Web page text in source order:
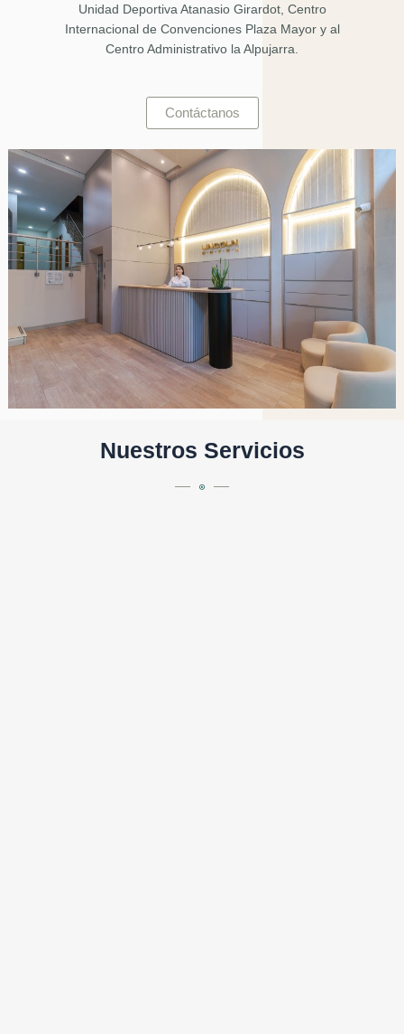
Unidad Deportiva Atanasio Girardot, Centro
Internacional de Convenciones Plaza Mayor y al
Centro Administrativo la Alpujarra.
Contáctanos
Nuestros Servicios